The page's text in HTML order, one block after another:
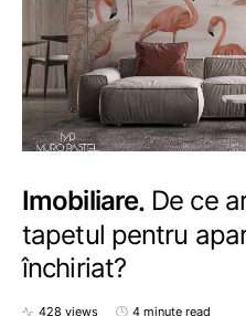
Imobiliare De ce
tapetul pentru
închiriat?
428 views 4 minute read